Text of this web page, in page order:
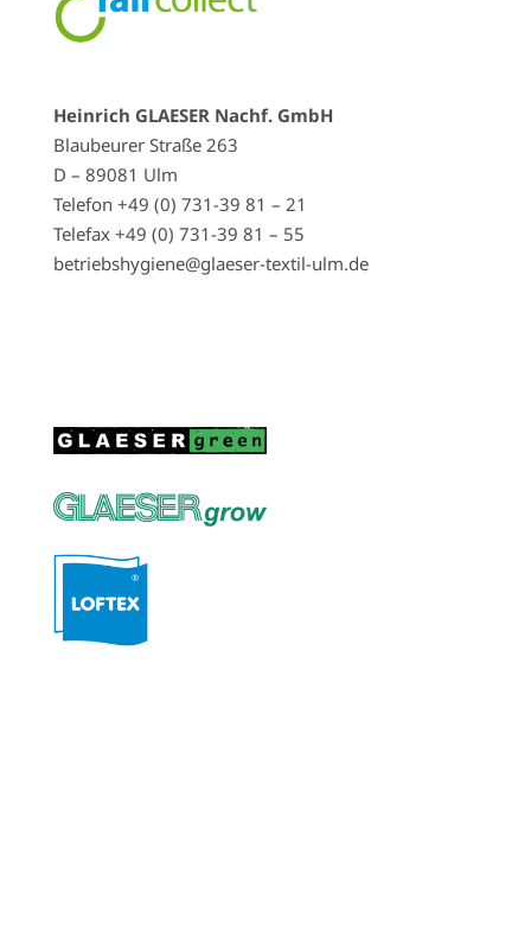
Heinrich GLAESER Nachf. GmbH
Blaubeurer Straße 263
D – 89081 Ulm
Telefon +49 (0) 731-39 81 – 21
Telefax +49 (0) 731-39 81 – 55
betriebshygiene@glaeser-textil-ulm.de